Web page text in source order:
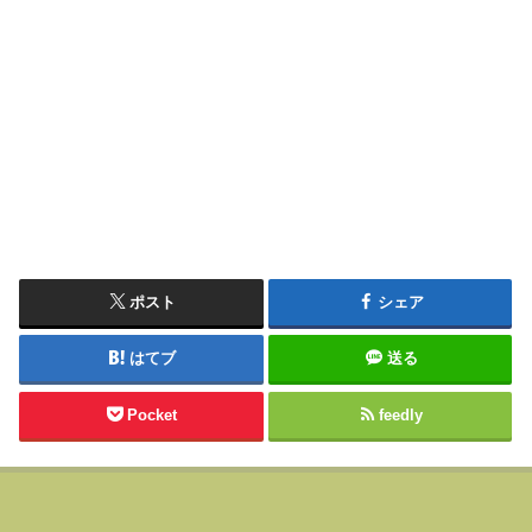
ポスト シェア
はてブ 送る
Pocket feedly